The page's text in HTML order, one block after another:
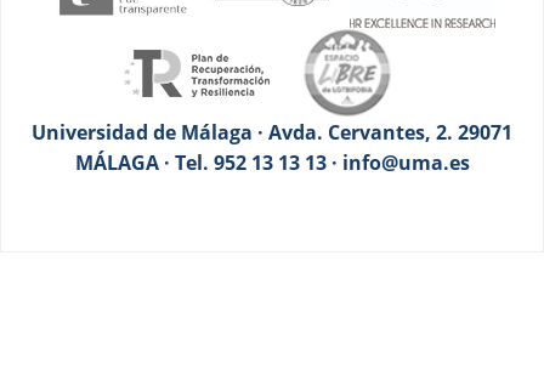
Universidad de Málaga · Avda. Cervantes, 2. 29071
MÁLAGA · Tel. 952 13 13 13 · info@uma.es